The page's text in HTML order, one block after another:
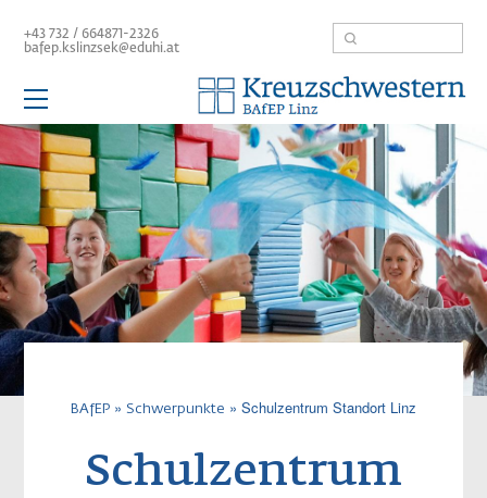
zum+43 732 / 664871-2326
bafep.kslinzsek@eduhi.at
Suche
Hauptnavigation
Schule
Aktuelles
Team
BAfEP
Aufbaulehrgang
Kolleg
Service / Links
BAfEP Schwerpunkte Schulzentrum Standort Linz
Schulzentrum